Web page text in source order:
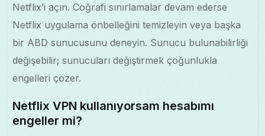
Netflix’i açın. Coğrafi sınırlamalar devam ederse
Netflix uygulama önbelleğini temizleyin veya başka
bir ABD sunucusunu deneyin. Sunucu bulunabilirliği
değişebilir; sunucuları değiştirmek çoğunlukla
engelleri çözer.
Netflix VPN kullanıyorsam hesabımı
engeller mi?